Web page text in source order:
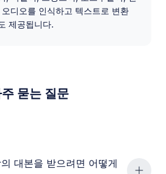
디오를 인식하고 텍스트로 변환
제공됩니다.
묻는 질문
대본을 받으려면 어떻게